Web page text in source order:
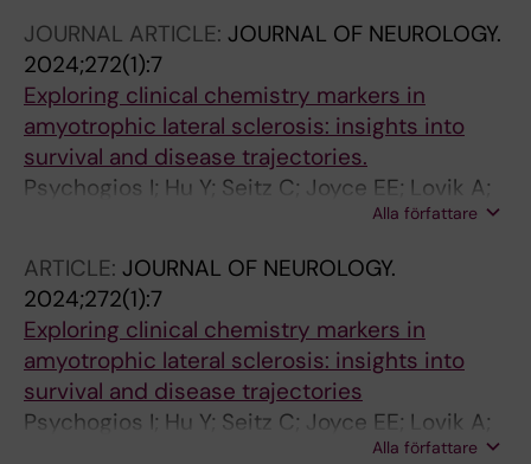
JOURNAL ARTICLE: JOURNAL OF NEUROLOGY.
2024;272(1):7
Exploring clinical chemistry markers in
amyotrophic lateral sclerosis: insights into
survival and disease trajectories.
Psychogios I; Hu Y; Seitz C; Joyce EE; Lovik A;
Alla författare
ARTICLE: JOURNAL OF NEUROLOGY.
2024;272(1):7
Exploring clinical chemistry markers in
amyotrophic lateral sclerosis: insights into
survival and disease trajectories
Psychogios I; Hu Y; Seitz C; Joyce EE; Lovik A;
Alla författare